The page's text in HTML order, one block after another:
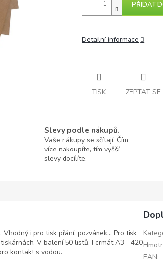
PŘIDAT
Detailní informace
TISK ZEPTAT SE
Slevy podle nákupů.
Vaše nákupy se sčítají. Čím
více nakoupíte, tím vyšší
slevy docílíte.
i pro tisk přání, pozvánek... Pro tisk
V balení 50 listů. Formát A3 - 420
kontakt s vodou.
EAN: